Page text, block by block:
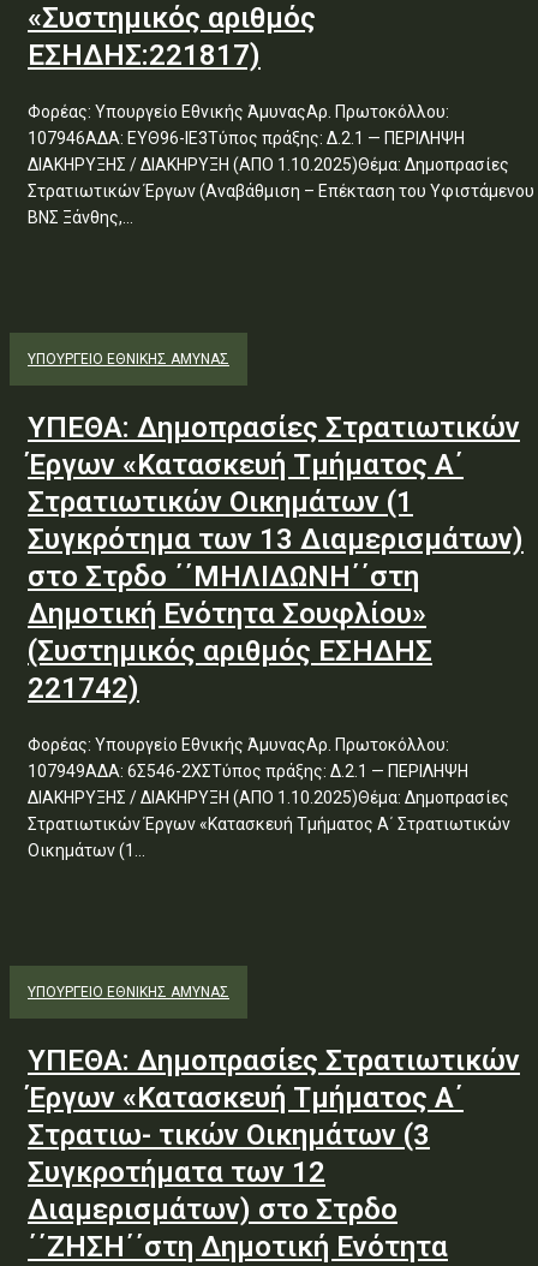
«Συστημικός αριθμός
ΕΣΗΔΗΣ:221817)
Φορέας: Υπουργείο Εθνικής ΆμυναςΑρ. Πρωτοκόλλου:
107946ΑΔΑ: ΕΥΘ96-ΙΕ3Τύπος πράξης: Δ.2.1 — ΠΕΡΙΛΗΨΗ
ΔΙΑΚΗΡΥΞΗΣ / ΔΙΑΚΗΡΥΞΗ (ΑΠΟ 1.10.2025)Θέμα: Δημοπρασίες
Στρατιωτικών Έργων (Αναβάθμιση – Επέκταση του Υφιστάμενου
ΒΝΣ Ξάνθης,...
ΥΠΟΥΡΓΕΊΟ ΕΘΝΙΚΉΣ ΆΜΥΝΑΣ
ΥΠΕΘΑ: Δημοπρασίες Στρατιωτικών
Έργων «Κατασκευή Τμήματος Α΄
Στρατιωτικών Οικημάτων (1
Συγκρότημα των 13 Διαμερισμάτων)
στο Στρδο ΄΄ΜΗΛΙΔΩΝΗ΄΄στη
Δημοτική Ενότητα Σουφλίου»
(Συστημικός αριθμός ΕΣΗΔΗΣ
221742)
Φορέας: Υπουργείο Εθνικής ΆμυναςΑρ. Πρωτοκόλλου:
107949ΑΔΑ: 6Σ546-2ΧΣΤύπος πράξης: Δ.2.1 — ΠΕΡΙΛΗΨΗ
ΔΙΑΚΗΡΥΞΗΣ / ΔΙΑΚΗΡΥΞΗ (ΑΠΟ 1.10.2025)Θέμα: Δημοπρασίες
Στρατιωτικών Έργων «Κατασκευή Τμήματος Α΄ Στρατιωτικών
Οικημάτων (1...
ΥΠΟΥΡΓΕΊΟ ΕΘΝΙΚΉΣ ΆΜΥΝΑΣ
ΥΠΕΘΑ: Δημοπρασίες Στρατιωτικών
Έργων «Κατασκευή Τμήματος Α΄
Στρατιω- τικών Οικημάτων (3
Συγκροτήματα των 12
Διαμερισμάτων) στο Στρδο
΄΄ΖΗΣΗ΄΄στη Δημοτική Ενότητα